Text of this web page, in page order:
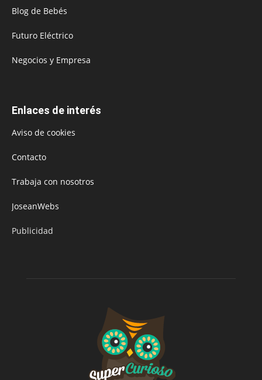
Blog de Bebés
Futuro Eléctrico
Negocios y Empresa
Enlaces de interés
Aviso de cookies
Contacto
Trabaja con nosotros
JoseanWebs
Publicidad